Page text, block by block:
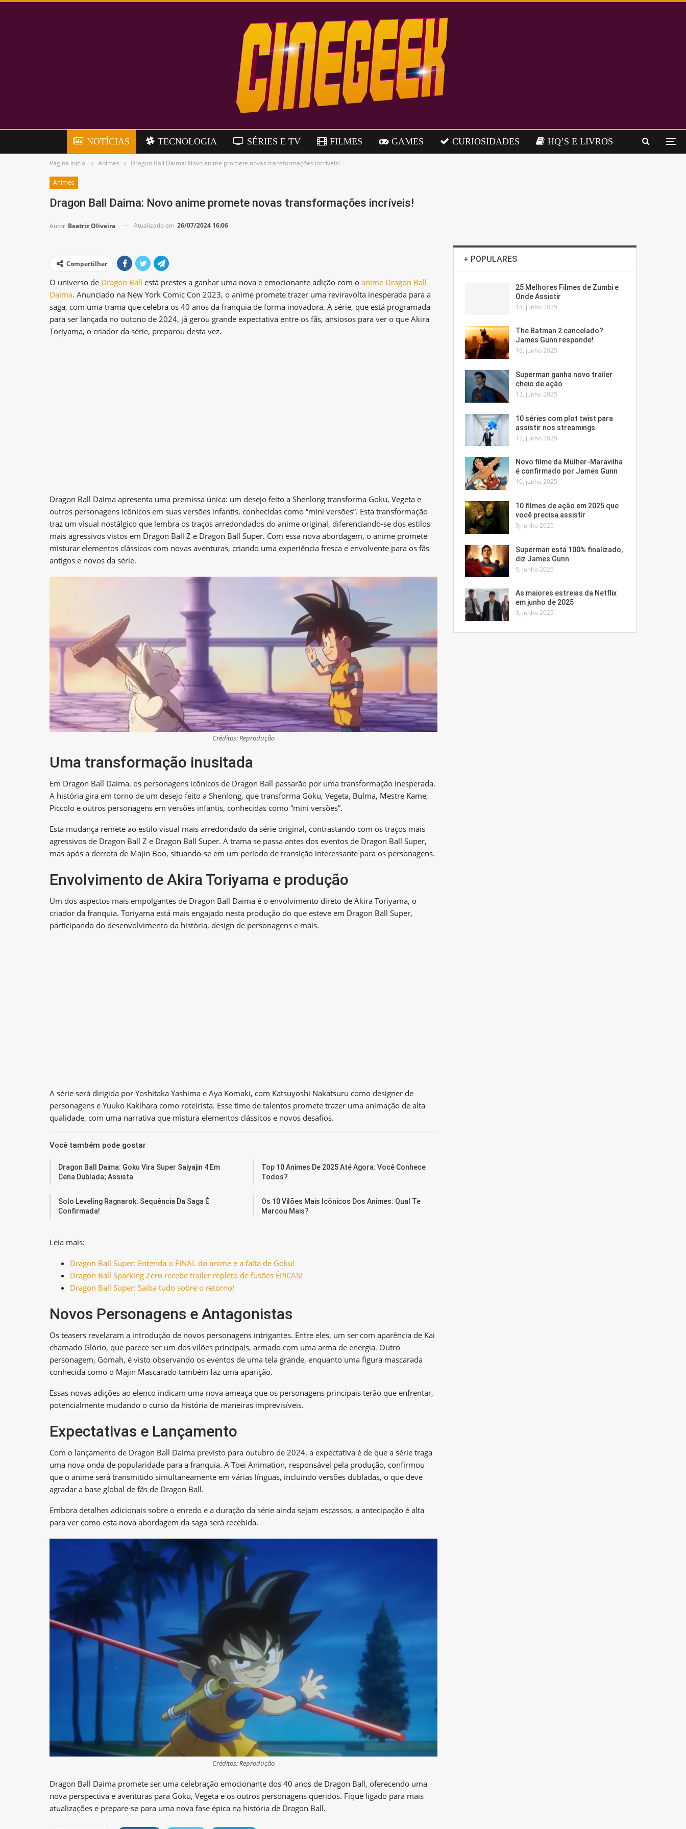
NOTÍCIAS TECNOLOGIA SÉRIES E TV FILMES GAMES CURIOSIDADES HQ’S E LIVROS
Página Inicial Animes Dragon Ball Daima: Novo anime promete novas transformações incríveis!
Animes
Dragon Ball Daima: Novo anime promete novas transformações incríveis!
Autor Beatriz Oliveira Atualizado em 26/07/2024 16:06
Compartilhar
O universo de Dragon Ball está prestes a ganhar uma nova e emocionante adição com o anime Dragon Ball
Daima. Anunciado na New York Comic Con 2023, o anime promete trazer uma reviravolta inesperada para a
saga, com uma trama que celebra os 40 anos da franquia de forma inovadora. A série, que está programada
para ser lançada no outono de 2024, já gerou grande expectativa entre os fãs, ansiosos para ver o que Akira
Toriyama, o criador da série, preparou desta vez.
Dragon Ball Daima apresenta uma premissa única: um desejo feito a Shenlong transforma Goku, Vegeta e
outros personagens icônicos em suas versões infantis, conhecidas como “mini versões”. Esta transformação
traz um visual nostálgico que lembra os traços arredondados do anime original, diferenciando-se dos estilos
mais agressivos vistos em Dragon Ball Z e Dragon Ball Super. Com essa nova abordagem, o anime promete
misturar elementos clássicos com novas aventuras, criando uma experiência fresca e envolvente para os fãs
antigos e novos da série.
Créditos: Reprodução
Uma transformação inusitada
Em Dragon Ball Daima, os personagens icônicos de Dragon Ball passarão por uma transformação inesperada.
A história gira em torno de um desejo feito a Shenlong, que transforma Goku, Vegeta, Bulma, Mestre Kame,
Piccolo e outros personagens em versões infantis, conhecidas como “mini versões”.
Esta mudança remete ao estilo visual mais arredondado da série original, contrastando com os traços mais
agressivos de Dragon Ball Z e Dragon Ball Super. A trama se passa antes dos eventos de Dragon Ball Super,
mas após a derrota de Majin Boo, situando-se em um período de transição interessante para os personagens.
Envolvimento de Akira Toriyama e produção
Um dos aspectos mais empolgantes de Dragon Ball Daima é o envolvimento direto de Akira Toriyama, o
criador da franquia. Toriyama está mais engajado nesta produção do que esteve em Dragon Ball Super,
participando do desenvolvimento da história, design de personagens e mais.
A série será dirigida por Yoshitaka Yashima e Aya Komaki, com Katsuyoshi Nakatsuru como designer de
personagens e Yuuko Kakihara como roteirista. Esse time de talentos promete trazer uma animação de alta
qualidade, com uma narrativa que mistura elementos clássicos e novos desafios.
Você também pode gostar
Dragon Ball Daima: Goku Vira Super Saiyajin 4 Em
Cena Dublada; Assista
Top 10 Animes De 2025 Até Agora: Você Conhece
Todos?
Solo Leveling Ragnarok: Sequência Da Saga É
Confirmada!
Os 10 Vilões Mais Icônicos Dos Animes: Qual Te
Marcou Mais?
Leia mais:
Dragon Ball Super: Entenda o FINAL do anime e a falta de Goku!
Dragon Ball Sparking Zero recebe trailer repleto de fusões ÉPICAS!
Dragon Ball Super: Saiba tudo sobre o retorno!
Novos Personagens e Antagonistas
Os teasers revelaram a introdução de novos personagens intrigantes. Entre eles, um ser com aparência de Kai
chamado Glório, que parece ser um dos vilões principais, armado com uma arma de energia. Outro
personagem, Gomah, é visto observando os eventos de uma tela grande, enquanto uma figura mascarada
conhecida como o Majin Mascarado também faz uma aparição.
Essas novas adições ao elenco indicam uma nova ameaça que os personagens principais terão que enfrentar,
potencialmente mudando o curso da história de maneiras imprevisíveis.
Expectativas e Lançamento
Com o lançamento de Dragon Ball Daima previsto para outubro de 2024, a expectativa é de que a série traga
uma nova onda de popularidade para a franquia. A Toei Animation, responsável pela produção, confirmou
que o anime será transmitido simultaneamente em várias línguas, incluindo versões dubladas, o que deve
agradar a base global de fãs de Dragon Ball.
Embora detalhes adicionais sobre o enredo e a duração da série ainda sejam escassos, a antecipação é alta
para ver como esta nova abordagem da saga será recebida.
Créditos: Reprodução
Dragon Ball Daima promete ser uma celebração emocionante dos 40 anos de Dragon Ball, oferecendo uma
nova perspectiva e aventuras para Goku, Vegeta e os outros personagens queridos. Fique ligado para mais
atualizações e prepare-se para uma nova fase épica na história de Dragon Ball.
+ POPULARES
25 Melhores Filmes de Zumbi e
Onde Assistir
18, junho 2025
The Batman 2 cancelado?
James Gunn responde!
16, junho 2025
Superman ganha novo trailer
cheio de ação
12, junho 2025
10 séries com plot twist para
assistir nos streamings
12, junho 2025
Novo filme da Mulher-Maravilha
é confirmado por James Gunn
10, junho 2025
10 filmes de ação em 2025 que
você precisa assistir
9, junho 2025
Superman está 100% finalizado,
diz James Gunn
5, junho 2025
As maiores estreias da Netflix
em junho de 2025
3, junho 2025